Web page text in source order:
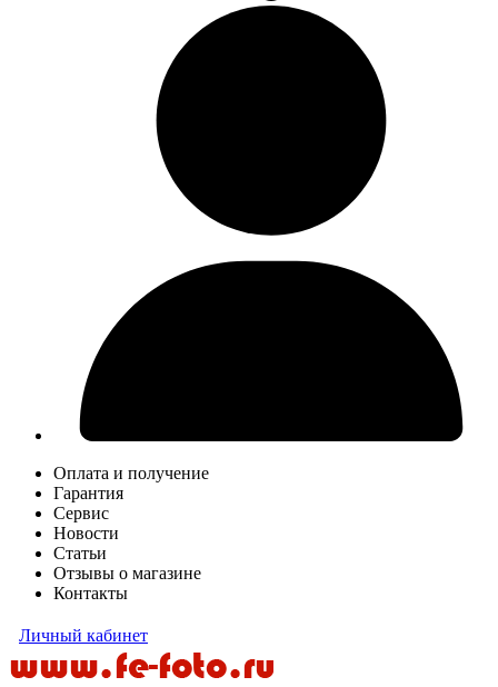
Оплата и получение
Гарантия
Сервис
Новости
Статьи
Отзывы о магазине
Контакты
Личный кабинет